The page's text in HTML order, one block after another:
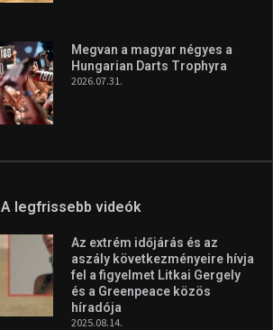
Megvan a magyar négyes a
Hungarian Darts Trophyra
2026.07.31.
A legfrissebb videók
Az extrém időjárás és az
aszály következményeire hívja
fel a figyelmet Litkai Gergely
és a Greenpeace közös
híradója
2025.08.14.